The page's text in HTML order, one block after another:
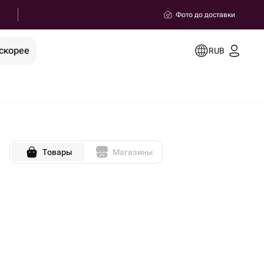
Фото до доставки
RUB
Товары Магазины